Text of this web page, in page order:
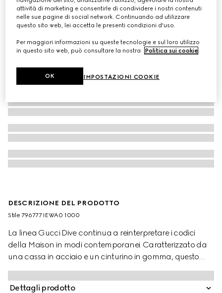
DESCRIZIONE DEL PRODOTTO
Stile ‎796777 IEWA0 1000
La linea Gucci Dive continua a reinterpretare i codici
della Maison in modi contemporanei. Caratterizzato da
una cassa in acciaio e un cinturino in gomma, questo
orologio presenta un quadrante nero con l'emblematico
logo Incrocio GG.
Dettagli prodotto
attività di marketing e consentirle di condividere i nostri contenuti
nelle sue pagine di social network. Continuando ad utilizzare
questo sito web, lei accetta le presenti condizioni d'uso.
Per maggiori informazioni su queste tecnologie e sul loro utilizzo
in questo sito web, può consultare la nostra
Politica sui cookie.
IMPOSTAZIONI COOKIE
OK